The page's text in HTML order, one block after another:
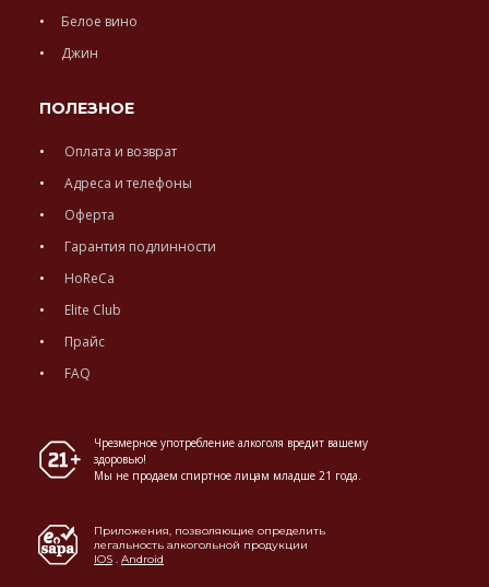
Белое вино
Джин
ПОЛЕЗНОЕ
Оплата и возврат
Адреса и телефоны
Оферта
Гарантия подлинности
HoReCa
Elite Club
Прайс
FAQ
Чрезмерное употребление алкоголя вредит вашему
здоровью!
Мы не продаем спиртное лицам младше 21 года.
Приложения, позволяющие определить
легальность алкогольной продукции
IOS . Android